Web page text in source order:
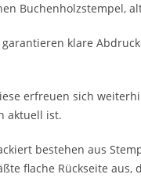
klare
erfreuen sich
aktuell ist.
bestehen aus
flache Rückseite